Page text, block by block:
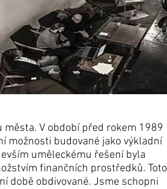
V období před rokem 1989
možnosti budované jako výkladní
uměleckému řešení byla
finančních prostředků. Toto
době obdivované. Jsme schopni